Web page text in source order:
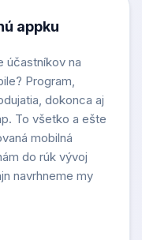
appku
účastníkov na
Program,
dokonca aj
To všetko a ešte
mobilná
do rúk vývoj
navrhneme my